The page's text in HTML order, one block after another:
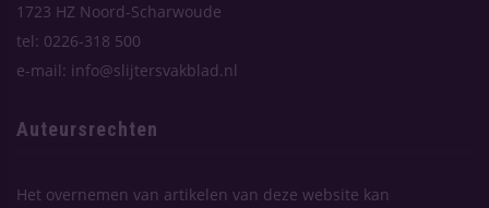
1723 HZ Noord-Scharwoude
tel: 0226-318 500
e-mail: info@slijtersvakblad.nl
Auteursrechten
Het overnemen van artikelen van deze website kan